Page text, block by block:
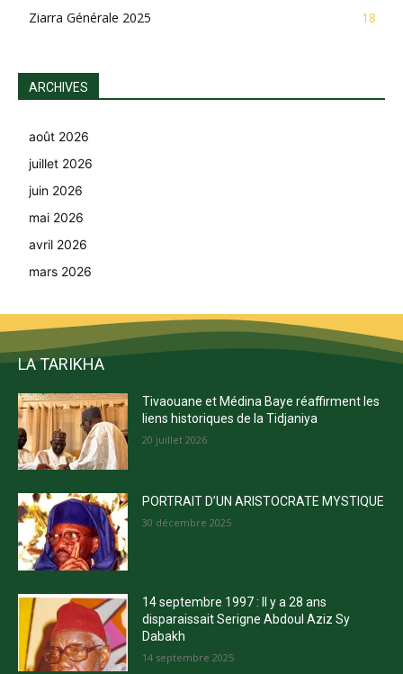
Ziarra Générale 2025
18
ARCHIVES
août 2026
juillet 2026
juin 2026
mai 2026
avril 2026
mars 2026
LA TARIKHA
Tivaouane et Médina Baye réaffirment les
liens historiques de la Tidjaniya
20 juillet 2026
PORTRAIT D’UN ARISTOCRATE MYSTIQUE
30 décembre 2025
14 septembre 1997 : Il y a 28 ans
disparaissait Serigne Abdoul Aziz Sy
Dabakh
14 septembre 2025